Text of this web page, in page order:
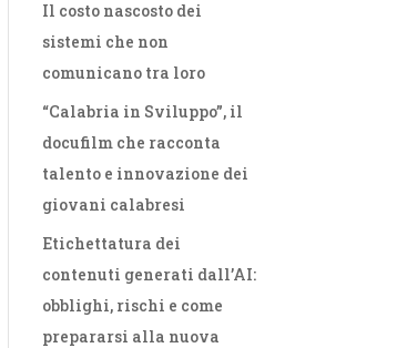
Il costo nascosto dei
sistemi che non
comunicano tra loro
“Calabria in Sviluppo”, il
docufilm che racconta
talento e innovazione dei
giovani calabresi
Etichettatura dei
contenuti generati dall’AI:
obblighi, rischi e come
prepararsi alla nuova